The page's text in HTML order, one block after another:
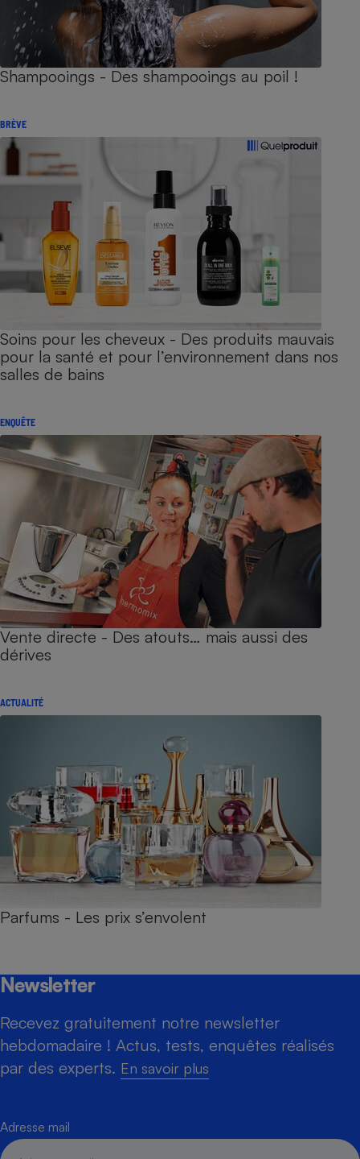
Shampooings - Des shampooings au poil !
BRÈVE
Soins pour les cheveux - Des produits mauvais
pour la santé et pour l’environnement dans nos
salles de bains
ENQUÊTE
Vente directe - Des atouts… mais aussi des
dérives
ACTUALITÉ
Parfums - Les prix s’envolent
Newsletter
Recevez gratuitement notre newsletter
hebdomadaire ! Actus, tests, enquêtes réalisés
par des experts. En savoir plus
Adresse mail